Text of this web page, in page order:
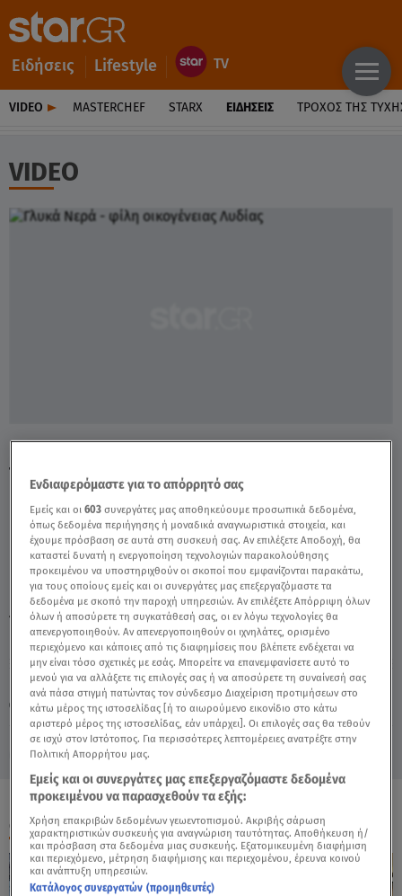
Ειδήσεις Lifestyle
VIDEO MASTERCHEF STARX ΕΙΔΉΣΕΙΣ ΤΡΟΧΌΣ ΤΗΣ
VIDEO
Κυριακή 9 Αυγούστου 2026
29.06.21, 14:45 ΕΛΛΑΔΑ
Της Καρολάιν - Video
TAGS: ΓΛΥΚΑ ΝΕΡΑ ΓΛΥΚΑ ΝΕΡΑ ΕΓΚΛΗΜΑ
ΟΛΑ ΤΑ ΒΙΝΤΕΟ
Ενδιαφερόμαστε για το απόρρητό σας
Εμείς και οι603 συνεργάτες μας αποθηκεύουμε προσωπικά δεδομένα,
όπως δεδομένα περιήγησης ή μοναδικά αναγνωριστικά στοιχεία, και
έχουμε πρόσβαση σε αυτά στη συσκευή σας. Αν επιλέξετε Αποδοχή, θα
καταστεί δυνατή η ενεργοποίηση τεχνολογιών παρακολούθησης
προκειμένου να υποστηριχθούν οι σκοποί που εμφανίζονται παρακάτω,
για τους οποίους εμείς και οι συνεργάτες μας επεξεργαζόμαστε τα
δεδομένα με σκοπό την παροχή υπηρεσιών. Αν επιλέξετε Απόρριψη όλων
όλων ή αποσύρετε τη συγκατάθεσή σας, οι εν λόγω τεχνολογίες θα
απενεργοποιηθούν. Αν απενεργοποιηθούν οι ιχνηλάτες, ορισμένο
περιεχόμενο και κάποιες από τις διαφημίσεις που βλέπετε ενδέχεται να
μην είναι τόσο σχετικές με εσάς. Μπορείτε να επανεμφανίσετε αυτό το
μενού για να αλλάξετε τις επιλογές σας ή να αποσύρετε τη συναίνεσή σας
ανά πάσα στιγμή πατώντας τον σύνδεσμο Διαχείριση προτιμήσεων στο
κάτω μέρος της ιστοσελίδας [ή το αιωρούμενο εικονίδιο στο κάτω
αριστερό μέρος της ιστοσελίδας, εάν υπάρχει]. Οι επιλογές σας θα τεθούν
σε ισχύ στον Ιστότοπος. Για περισσότερες λεπτομέρειες ανατρέξτε στην
Πολιτική Απορρήτου μας.
Εμείς και οι συνεργάτες μας επεξεργαζόμαστε δεδομένα
προκειμένου να παρασχεθούν τα εξής:
Χρήση επακριβών δεδομένων γεωεντοπισμού. Ακριβής σάρωση
χαρακτηριστικών συσκευής για αναγνώριση ταυτότητας. Αποθήκευση ή/
και πρόσβαση στα δεδομένα μιας συσκευής. Εξατομικευμένη διαφήμιση
και περιεχόμενο, μέτρηση διαφήμισης και περιεχομένου, έρευνα κοινού
και ανάπτυξη υπηρεσιών.
Κατάλογος συνεργατών (προμηθευτές)